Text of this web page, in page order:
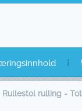
Rullestol rulling -